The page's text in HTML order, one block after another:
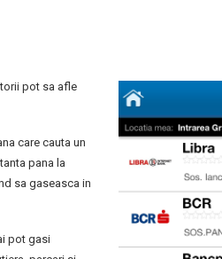
pot sa afle
care cauta un
pana la
sa gaseasca in
pot gasi